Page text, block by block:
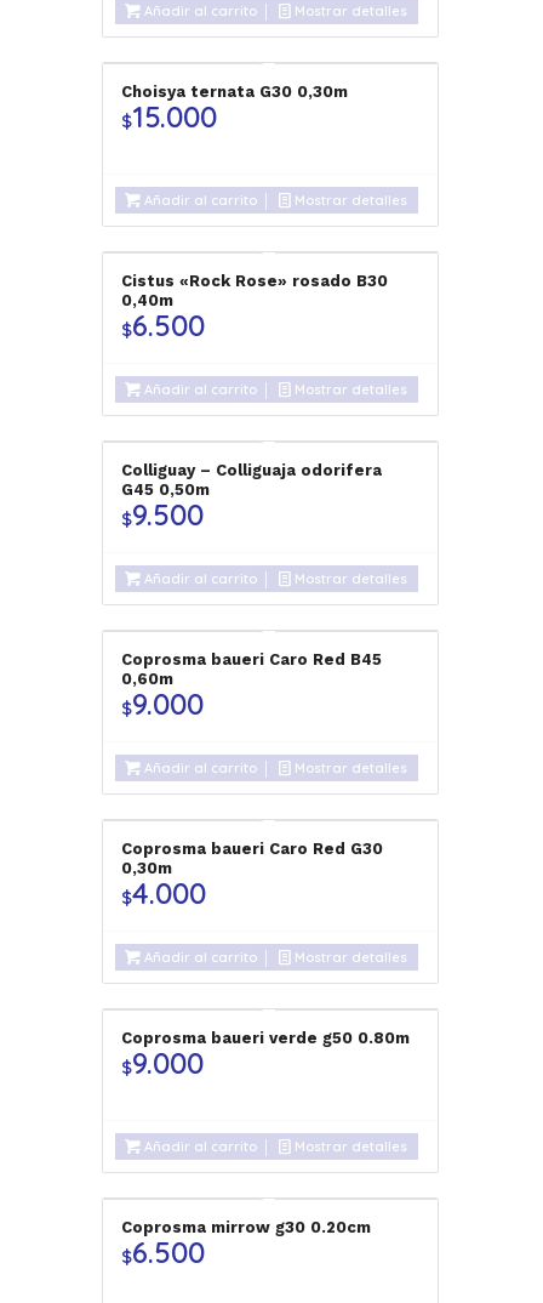
Añadir al carrito Mostrar detalles
Choisya ternata G30 0,30m
$15.000
Añadir al carrito Mostrar detalles
Cistus «Rock Rose» rosado B30
0,40m
$6.500
Añadir al carrito Mostrar detalles
Colliguay – Colliguaja odorifera
G45 0,50m
$9.500
Añadir al carrito Mostrar detalles
Coprosma baueri Caro Red B45
0,60m
$9.000
Añadir al carrito Mostrar detalles
Coprosma baueri Caro Red G30
0,30m
$4.000
Añadir al carrito Mostrar detalles
Coprosma baueri verde g50 0.80m
$9.000
Añadir al carrito Mostrar detalles
Coprosma mirrow g30 0.20cm
$6.500